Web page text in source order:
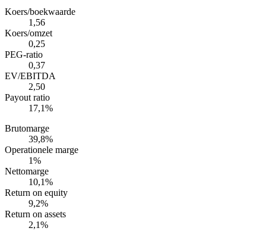
Koers/boekwaarde
1,56
Koers/omzet
0,25
PEG-ratio
0,37
EV/EBITDA
2,50
Payout ratio
17,1%
Brutomarge
39,8%
Operationele marge
1%
Nettomarge
10,1%
Return on equity
9,2%
Return on assets
2,1%